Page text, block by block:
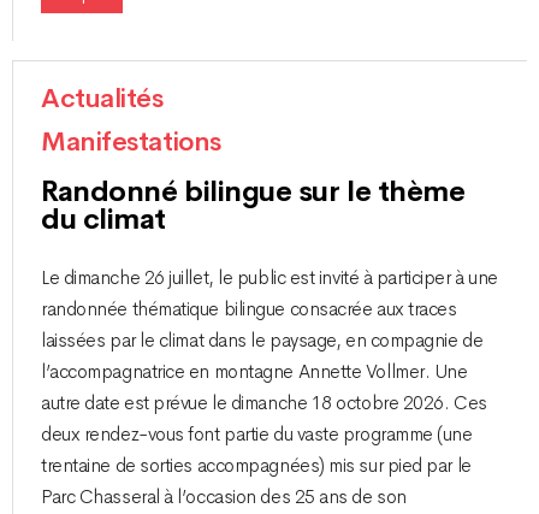
Actualités
Manifestations
Randonné bilingue sur le thème
du climat
Le dimanche 26 juillet, le public est invité à participer à une
randonnée thématique bilingue consacrée aux traces
laissées par le climat dans le paysage, en compagnie de
l’accompagnatrice en montagne Annette Vollmer. Une
autre date est prévue le dimanche 18 octobre 2026. Ces
deux rendez-vous font partie du vaste programme (une
trentaine de sorties accompagnées) mis sur pied par le
Parc Chasseral à l’occasion des 25 ans de son